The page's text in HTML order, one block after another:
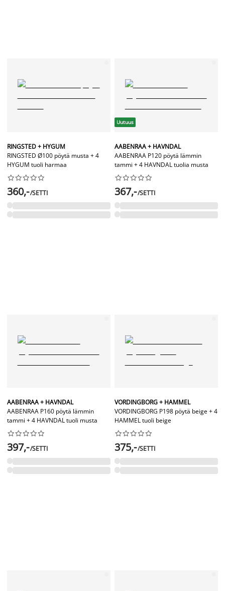
RINGSTED + HYGUM
RINGSTED Ø100 pöytä musta + 4
HYGUM tuoli harmaa






360,-/SETTI
Uutuus
AABENRAA + HAVNDAL
AABENRAA P120 pöytä lämmin
tammi + 4 HAVNDAL tuolia musta






367,-/SETTI
AABENRAA + HAVNDAL
AABENRAA P160 pöytä lämmin
tammi + 4 HAVNDAL tuoli musta






397,-/SETTI
VORDINGBORG + HAMMEL
VORDINGBORG P198 pöytä beige + 4
HAMMEL tuoli beige






375,-/SETTI